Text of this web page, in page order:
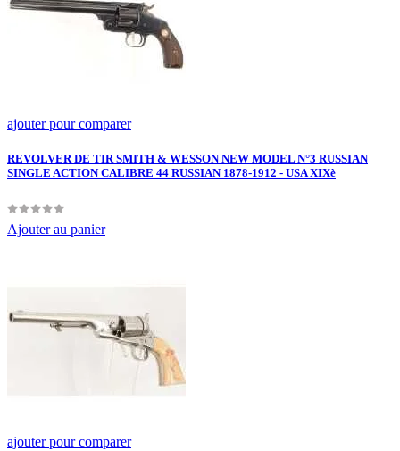
ajouter pour comparer
REVOLVER DE TIR SMITH & WESSON NEW MODEL N°3 RUSSIAN
SINGLE ACTION CALIBRE 44 RUSSIAN 1878-1912 - USA XIXè
Ajouter au panier
ajouter pour comparer